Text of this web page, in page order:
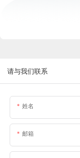
请与我们联系
姓名
邮箱